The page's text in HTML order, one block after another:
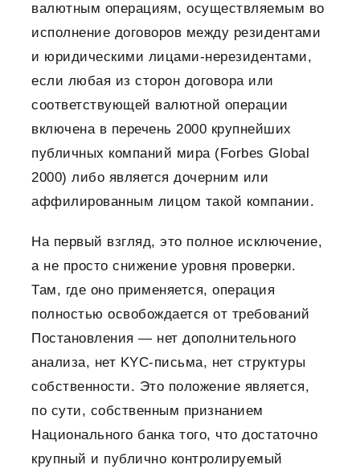
валютным операциям, осуществляемым во
исполнение договоров между резидентами
и юридическими лицами-нерезидентами,
если любая из сторон договора или
соответствующей валютной операции
включена в перечень 2000 крупнейших
публичных компаний мира (Forbes Global
2000) либо является дочерним или
аффилированным лицом такой компании.
На первый взгляд, это полное исключение,
а не просто снижение уровня проверки.
Там, где оно применяется, операция
полностью освобождается от требований
Постановления — нет дополнительного
анализа, нет KYC-письма, нет структуры
собственности. Это положение является,
по сути, собственным признанием
Национального банка того, что достаточно
крупный и публично контролируемый